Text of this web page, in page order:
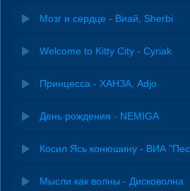
Мозг и сердце - Виай, Sherbi
Welcome to Kitty City - Cyriak
Принцесса - ХАНЗА, Adjo
День рождения - NEMIGA
Косил Ясь конюшину - ВИА
Мысли как волны - Дисковолна